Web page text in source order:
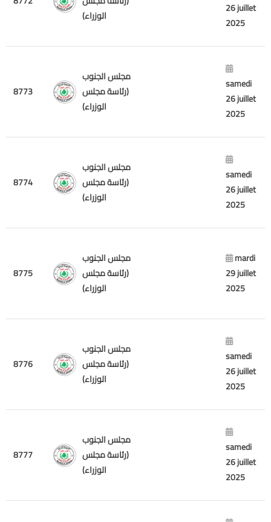
الوزراء)
26 juillet
2025
8773
مجلس الجنوب
(رئاسة مجلس
الوزراء)
samedi
26 juillet
2025
8774
مجلس الجنوب
(رئاسة مجلس
الوزراء)
samedi
26 juillet
2025
8775
مجلس الجنوب
(رئاسة مجلس
الوزراء)
mardi
29 juillet
2025
8776
مجلس الجنوب
(رئاسة مجلس
الوزراء)
samedi
26 juillet
2025
8777
مجلس الجنوب
(رئاسة مجلس
الوزراء)
samedi
26 juillet
2025